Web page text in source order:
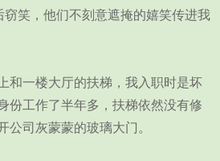
笑，他们不刻意遮掩的嬉笑传进我
一楼大厅的扶梯，我入职时是坏
份工作了半年多，扶梯依然没有修
公司灰蒙蒙的玻璃大门。